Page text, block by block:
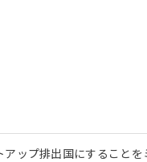
ップ排出国にすること